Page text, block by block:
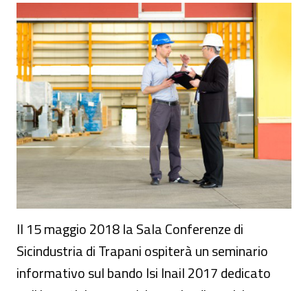
Seminario - bando Isi 2017 - Incentivi
Il 15 maggio 2018 la Sala Conferenze di
Sicindustria di Trapani ospiterà un seminario
informativo sul bando Isi Inail 2017 dedicato